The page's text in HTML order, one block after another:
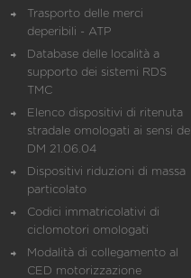
Trasporto delle merci
deperibili - ATP
Database delle località a
supporto dei sistemi RDS
TMC
Elenco dispositivi di ritenuta
stradale omologati ai sensi del
DM 21.06.04
Dispositivi riduzioni di massa
particolato
Codici immatricolativi di
ciclomotori omologati
Modalità di collegamento al
CED motorizzazione